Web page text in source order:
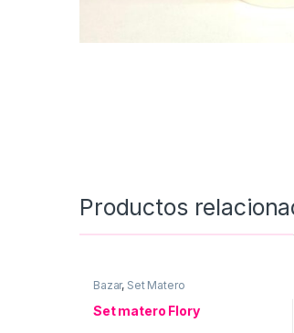
Productos
Bazar, Set Matero
Set matero Flory